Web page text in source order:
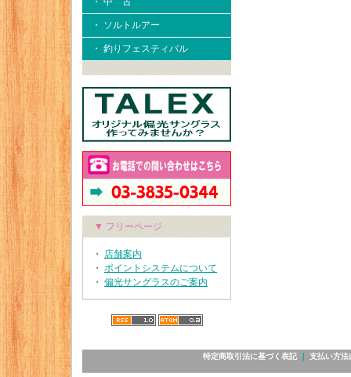
・ ソルトルアー
・ 釣りフェスティバル
▼ フリーページ
・ 店舗案内
・ ポイントシステムについて
・ 偏光サングラスのご案内
特定商取引法に基づく表記｜ 支払い方法